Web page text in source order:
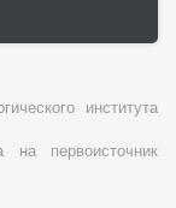
института
первоисточник